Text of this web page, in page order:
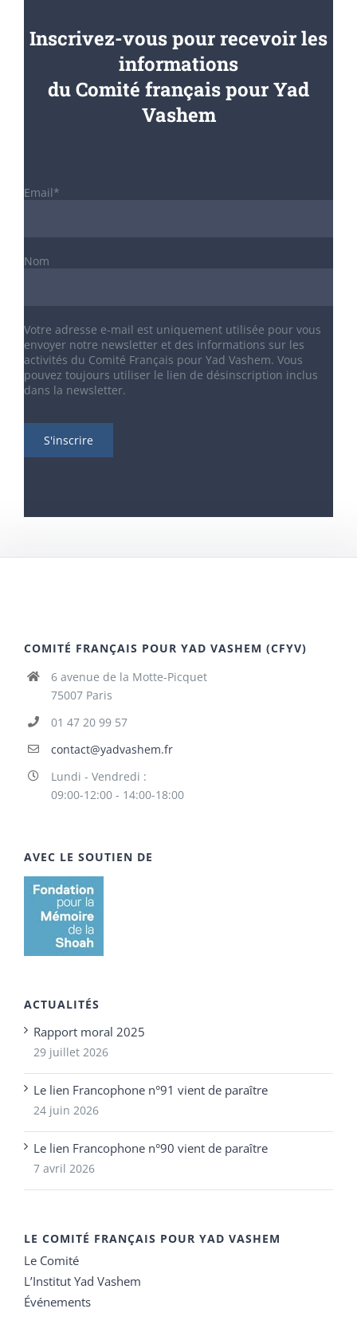
Inscrivez-vous pour recevoir les
informations
du Comité français pour Yad
Vashem
Email*
Nom
Votre adresse e-mail est uniquement utilisée pour vous
envoyer notre newsletter et des informations sur les
activités du Comité Français pour Yad Vashem. Vous
pouvez toujours utiliser le lien de désinscription inclus
dans la newsletter.
COMITÉ FRANÇAIS POUR YAD VASHEM (CFYV)
6 avenue de la Motte-Picquet
75007 Paris
01 47 20 99 57
contact@yadvashem.fr
Lundi - Vendredi :
09:00-12:00 - 14:00-18:00
AVEC LE SOUTIEN DE
ACTUALITÉS
Rapport moral 2025
29 juillet 2026
Le lien Francophone n°91 vient de paraître
24 juin 2026
Le lien Francophone n°90 vient de paraître
7 avril 2026
LE COMITÉ FRANÇAIS POUR YAD VASHEM
Le Comité
L’Institut Yad Vashem
Événements